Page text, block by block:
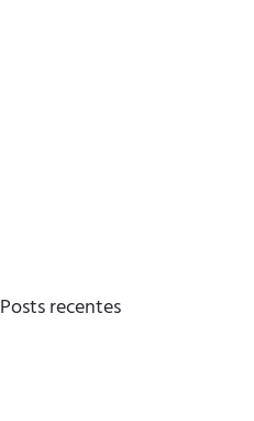
Posts recentes